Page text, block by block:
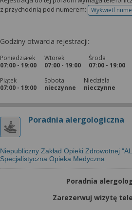
z przychodnią pod numerem:
Wyświetl
Godziny otwarcia rejestracji:
Poniedziałek
07:00 - 19:00
Wtorek
07:00 - 19:00
Środa
07:00 - 19:00
Piątek
07:00 - 19:00
Sobota
nieczynne
Niedziela
nieczynne
Poradnia alergologiczna
Niepubliczny Zakład Opieki Zdrowotnej
Specjalistyczna Opieka Medyczna
Poradnia
Zarezerwuj wizytę